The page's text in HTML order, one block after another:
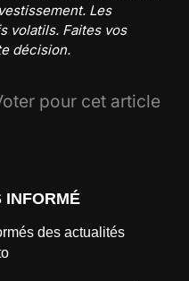
Les
volatils. Faites vos
décision.
pour cet article
INFORMÉ
des actualités